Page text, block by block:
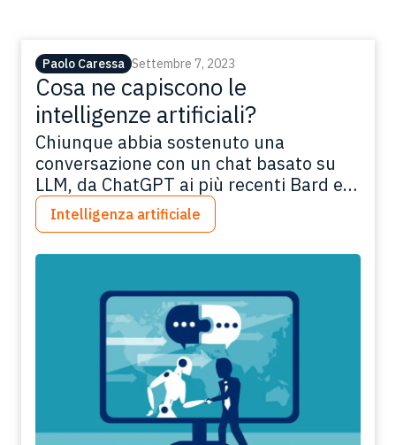
Paolo Caressa Settembre 7, 2023
Cosa ne capiscono le
intelligenze artificiali?
Chiunque abbia sostenuto una
conversazione con un chat basato su
LLM, da ChatGPT ai più recenti Bard e
chi più ne ha più ne metta, sarà rimasto
sorpreso non dalla capacità di generare
frasi in una lingua umana
semanticamente sensate, ma
soprattutto dal fatto di riuscire a
comprendere la nostra richiesta e…
Leggi tutto
Intelligenza artificiale